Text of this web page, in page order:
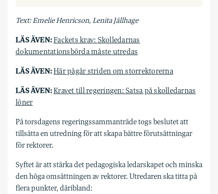
Text: Emelie Henricson, Lenita Jällhage
LÄS ÄVEN:Fackets krav: Skolledarnas
dokumentationsbörda måste utredas
LÄS ÄVEN:Här pågår striden om storrektorerna
LÄS ÄVEN:Kravet till regeringen: Satsa på skolledarnas
löner
På torsdagens regeringssammanträde togs beslutet att
tillsätta en utredning för att skapa bättre förutsättningar
för rektorer.
Syftet är att stärka det pedagogiska ledarskapet och minska
den höga omsättningen av rektorer. Utredaren ska titta på
flera punkter, däribland: